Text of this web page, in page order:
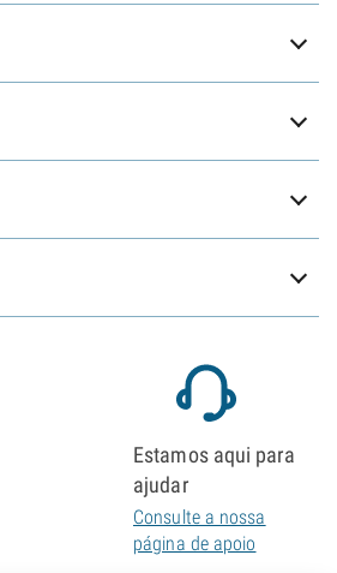
Estamos aqui para
ajudar
Consulte a nossa
página de apoio